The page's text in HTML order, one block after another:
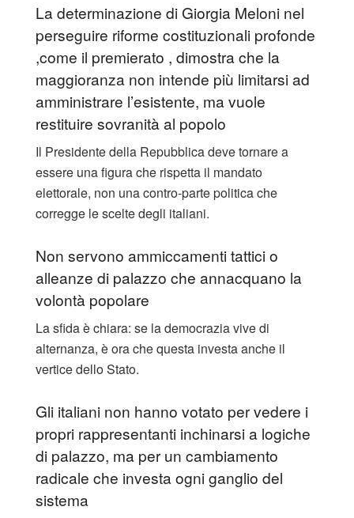
La determinazione di Giorgia Meloni nel
perseguire riforme costituzionali profonde
,come il premierato , dimostra che la
maggioranza non intende più limitarsi ad
amministrare l’esistente, ma vuole
restituire sovranità al popolo
Il Presidente della Repubblica deve tornare a
essere una figura che rispetta il mandato
elettorale, non una contro-parte politica che
corregge le scelte degli italiani.
​Non servono ammiccamenti tattici o
alleanze di palazzo che annacquano la
volontà popolare
La sfida è chiara: se la democrazia vive di
alternanza, è ora che questa investa anche il
vertice dello Stato.
Gli italiani non hanno votato per vedere i
propri rappresentanti inchinarsi a logiche
di palazzo, ma per un cambiamento
radicale che investa ogni ganglio del
sistema